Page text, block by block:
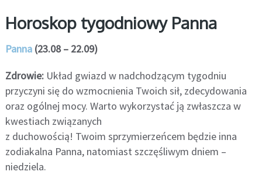
Horoskop tygodniowy Panna
Panna(23.08 – 22.09)
Zdrowie:Układ gwiazd w nadchodzącym tygodniu
przyczyni się do wzmocnienia Twoich sił, zdecydowania
oraz ogólnej mocy. Warto wykorzystać ją zwłaszcza w
kwestiach związanych
z duchowością! Twoim sprzymierzeńcem będzie inna
zodiakalna Panna, natomiast szczęśliwym dniem –
niedziela.